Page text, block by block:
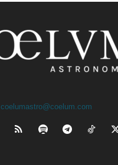
coelumastro@coelum.com